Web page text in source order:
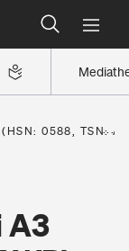
0588, TSN:
A3